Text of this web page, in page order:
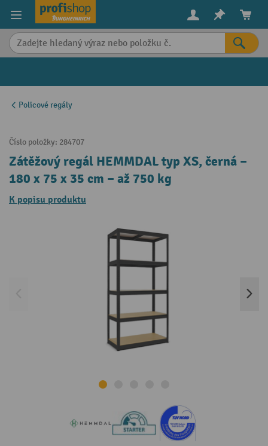
content
Policové regály
Číslo položky: 284707
Zátěžový regál HEMMDAL typ XS, černá –
180 x 75 x 35 cm – až 750 kg
K popisu produktu